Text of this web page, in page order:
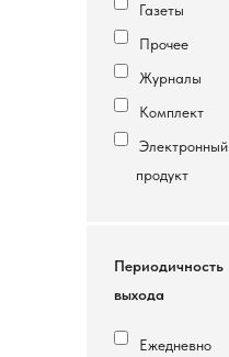
Газеты
Прочее
Журналы
Комплект
Электронный
продукт
Периодичность
выхода
Ежедневно